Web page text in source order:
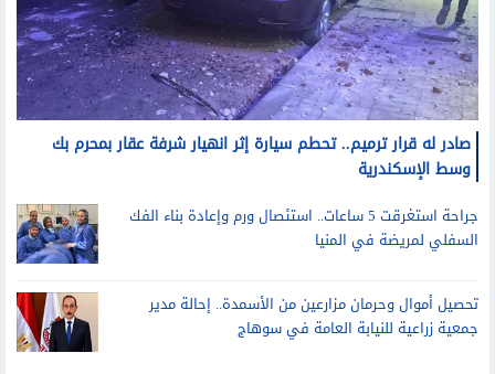
صادر له قرار ترميم.. تحطم سيارة إثر انهيار شرفة عقار بمحرم بك
وسط الإسكندرية
جراحة استغرقت 5 ساعات.. استئصال ورم وإعادة بناء الفك
السفلي لمريضة في المنيا
تحصيل أموال وحرمان مزارعين من الأسمدة.. إحالة مدير
جمعية زراعية للنيابة العامة في سوهاج